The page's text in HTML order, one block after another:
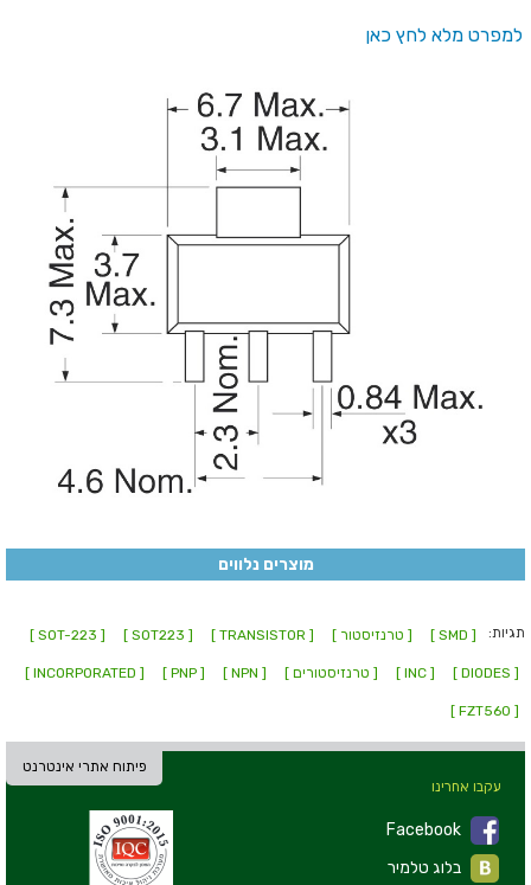
למפרט מלא לחץ כאן
מוצרים נלווים
תגיות: [ SMD ] [ טרנזיסטור ] [ TRANSISTOR ]
[ SOT223 ]
[ SOT-223 ]
[ DIODES ]
[ INC ] [ טרנזיסטורים ] [ NPN ]
[ PNP ]
[ INCORPORATED ]
[ FZT560 ]
פיתוח אתרי אינטרנט
עקבו אחרינו
Facebook